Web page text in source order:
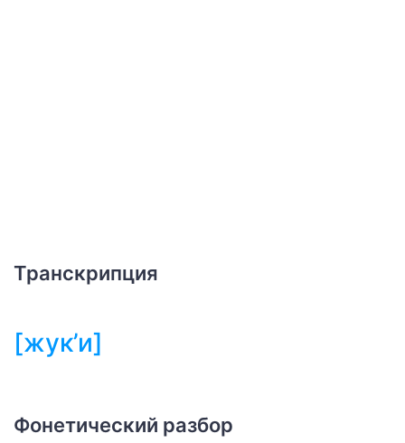
Транскрипция
[жук’и]
Фонетический разбор